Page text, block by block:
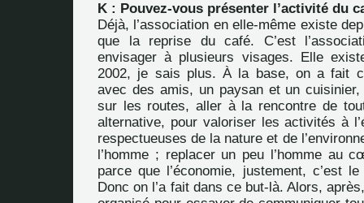
K : Pouvez-vous présenter l’activité du
Déjà, l’association en elle-même existe
que la reprise du café. C’est
envisager à plusieurs visages. Elle
2002, je sais plus. À la base, on a fait
avec des amis, un paysan et un
sur les routes, aller à la rencontre de
alternative, pour valoriser les activités à
respectueuses de la nature et de
l’homme ; replacer un peu l’homme au
parce que l’économie, justement, c’est
Donc on l’a fait dans ce but-là. Alors,